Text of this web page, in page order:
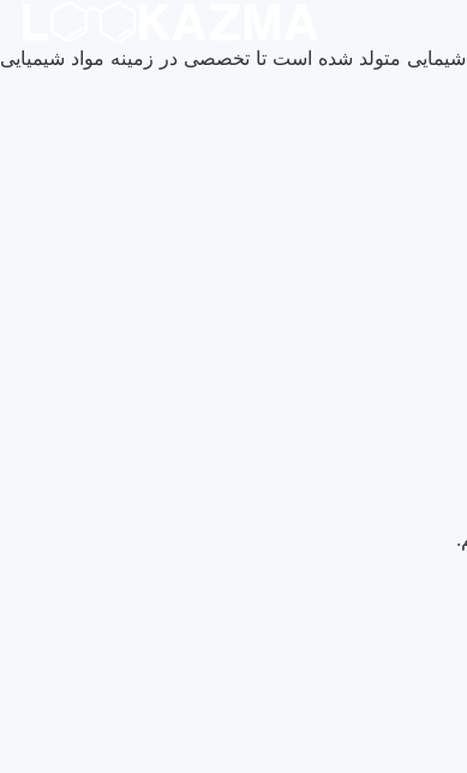
متولد شده است تا تخصصی در زمینه مواد